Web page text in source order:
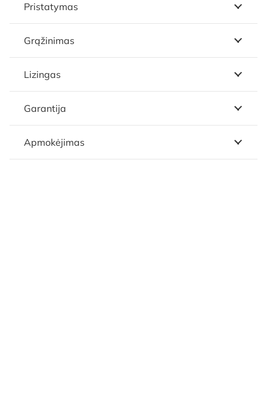
Pristatymas
Grąžinimas
Lizingas
Garantija
Apmokėjimas